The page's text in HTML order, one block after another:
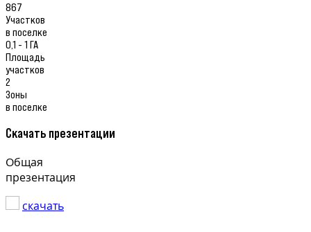
867
Участков
в поселке
0,1 - 1 ГА
Площадь
участков
2
Зоны
в поселке
Скачать презентации
Общая
презентация
скачать